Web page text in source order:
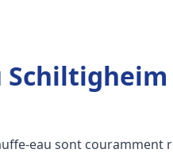
eau sont couramment